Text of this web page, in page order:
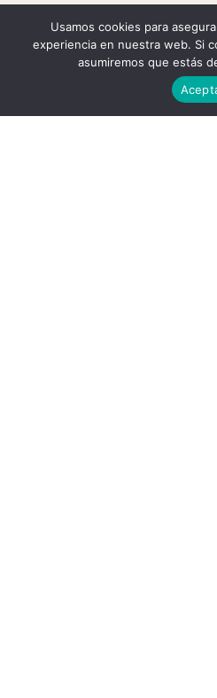
Usamos cookies para
experiencia en nuestra web. Si
asumiremos que estás